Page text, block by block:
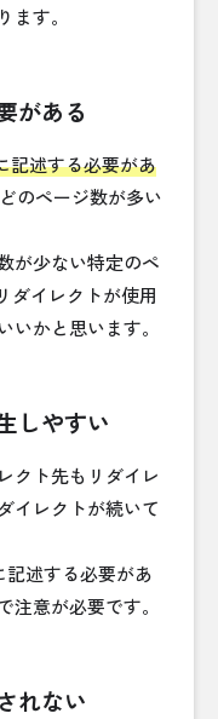
す。
がある
記述する必要があ
のページ数が多い
が少ない特定のペ
ダイレクトが使用
かと思います。
しやすい
クト先もリダイレ
イレクトが続いて
述する必要があ
意が必要です。
れない